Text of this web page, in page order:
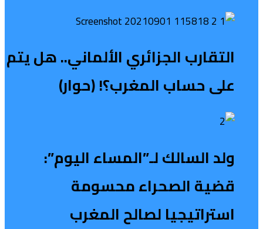
التقارب الجزائري الألماني.. هل يتم
على حساب المغرب؟! (حوار)
ولد السالك لـ”المساء اليوم”:
قضية الصحراء محسومة
استراتيجيا لصالح المغرب